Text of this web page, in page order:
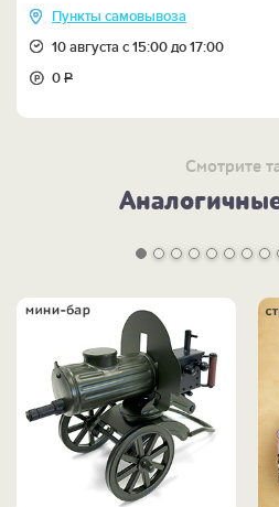
Пункты самовывоза
10 августа с 15:00 до 17:00
0Р
Смотрите